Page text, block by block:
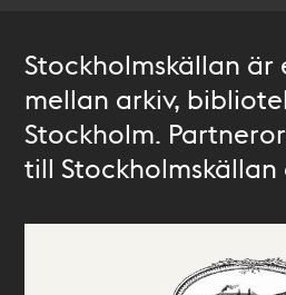
Stockholmskällan
mellan arkiv,
Stockholm.
till Stockholmskällan